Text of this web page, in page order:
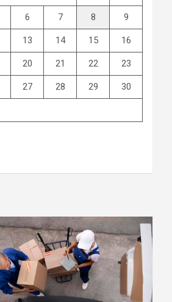
6 7 8 9
13 14 15 16
20 21 22 23
27 28 29 30